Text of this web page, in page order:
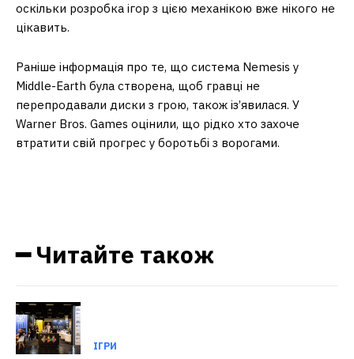
оскільки розробка ігор з цією механікою вже нікого не
цікавить.
Раніше інформація про те, що система Nemesis у
Middle-Earth була створена, щоб гравці не
перепродавали диски з грою, також із’явилася. У
Warner Bros. Games оцінили, що рідко хто захоче
втратити свій прогрес у боротьбі з ворогами.
━ Читайте також
ІГРИ